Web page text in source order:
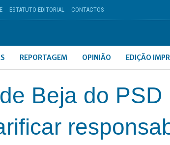
ESTATUTO EDITORIAL CONTACTOS
REPORTAGEM OPINIÃO EDIÇÃO
Beja do